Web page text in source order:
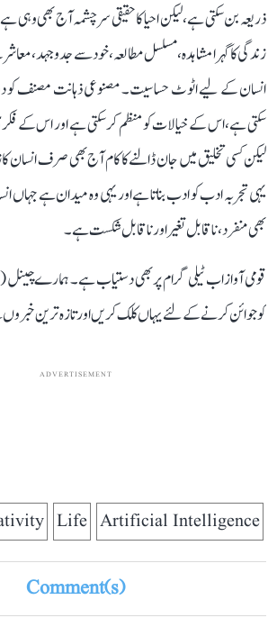
ذریعہ بن سکتی ہے، لیکن احیا کا حقیقی سرچشمہ آج بھی
زندگی کا گہرا مشاہدہ، مسلسل مطالعہ، خود سے جدوجہد،
انسان کے لیے اٹوٹ حساسیت۔ مصنوعی ذہانت مصنف کو
سکتی ہے، اس کے خیالات کو منظم کر سکتی ہے اور اس کے
لیکن کسی تخلیق میں جان ڈالنے کا کام آج بھی صرف انسان
یہی تجربہ ادب کو ادب بناتا ہے اور یہی وہ میدان ہے جہاں
بھی منفرد، ناقابل تغیر اور ناقابل شکست ہے۔
قومی آواز اب ٹیلی گرام پر بھی دستیاب ہے۔ ہمارے چینل (
کو جوائن کرنے کے لئے یہاں کلک کریں اور تازہ ترین
ADVERTISEMENT
Artificial Intelligence
Life
Comment(s)